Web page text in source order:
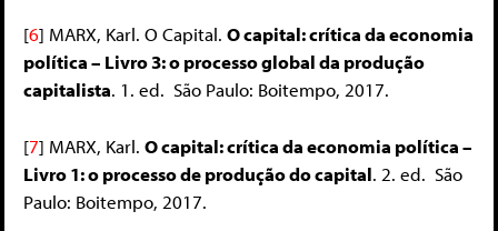
[6] MARX, Karl. O Capital. O capital: crítica da economia
política – Livro 3: o processo global da produção
capitalista. 1. ed. São Paulo: Boitempo, 2017.
[7] MARX, Karl. O capital: crítica da economia política –
Livro 1: o processo de produção do capital. 2. ed. São
Paulo: Boitempo, 2017.